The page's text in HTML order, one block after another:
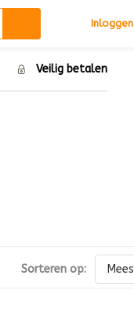
Inloggen
Veilig betalen
Sorteren op: